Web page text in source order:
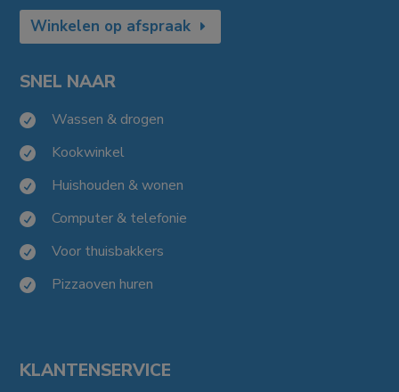
Winkelen op afspraak
SNEL NAAR
 Wassen & drogen
 Kookwinkel
 Huishouden & wonen
 Computer & telefonie
 Voor thuisbakkers
 Pizzaoven huren
KLANTENSERVICE